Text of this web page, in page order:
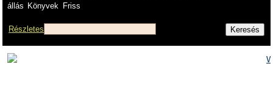
állás Könyvek Friss
Részletes